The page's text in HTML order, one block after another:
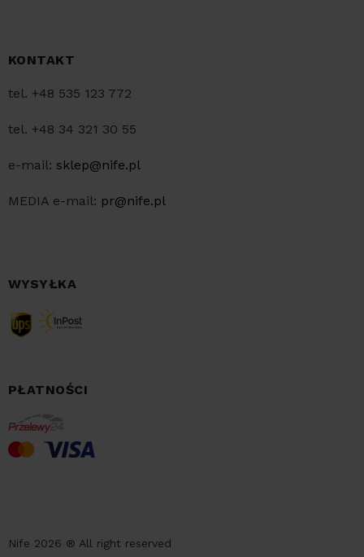
KONTAKT
tel. +48 535 123 772
tel. +48 34 321 30 55
e-mail: sklep@nife.pl
MEDIA e-mail: pr@nife.pl
WYSYŁKA
PŁATNOŚCI
Nife 2026 ® All right reserved